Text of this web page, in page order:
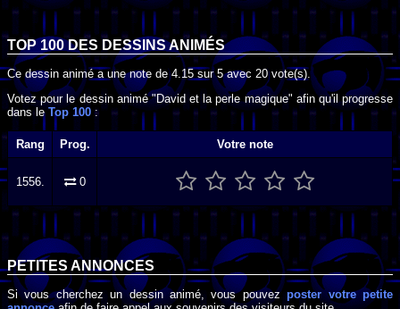
TOP 100 DES DESSINS ANIMÉS
Ce dessin animé a une note de4.15sur5avec 20vote(s).
Votez pour le dessin animé "David et la perle magique" afin qu'il progresse
dans le Top 100 :
Rang Prog. Votre note
1556. 0
PETITES ANNONCES
Si vous cherchez un dessin animé, vous pouvezposter votre petite